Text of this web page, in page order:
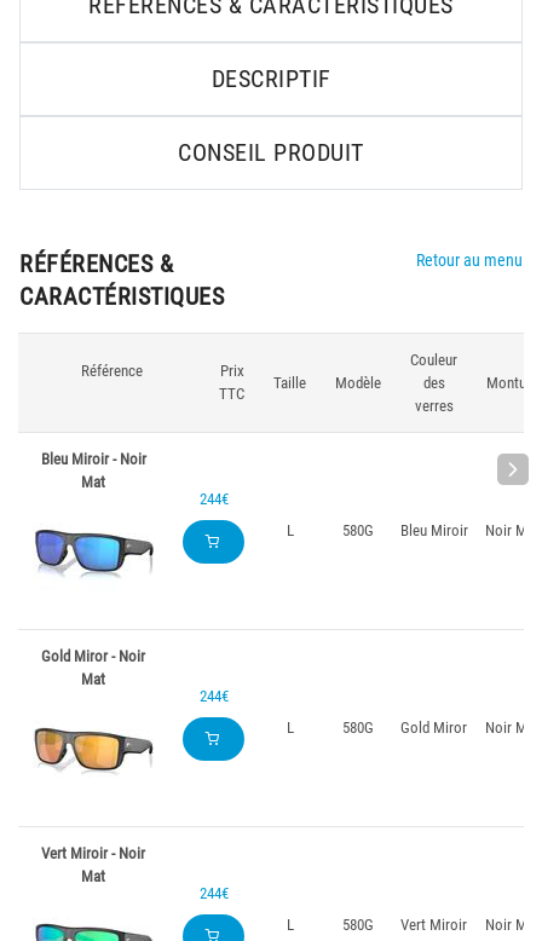
DESCRIPTIF
CONSEIL PRODUIT
RÉFÉRENCES &
CARACTÉRISTIQUES
Retour au menu
Référence
Prix
TTC
Taille Modèle
Couleur
des
verres
Monture
Bleu Miroir - Noir
Mat
244€
L
580G Bleu Miroir Noir Mat
Gold Miror - Noir
Mat
244€
L
580G Gold Miror Noir Mat
Vert Miroir - Noir
Mat
244€
L
580G Vert Miroir Noir Mat